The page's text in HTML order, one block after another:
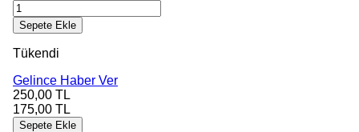
Sepete Ekle
Tükendi
Gelince Haber Ver
250,00 TL
175,00 TL
Sepete Ekle